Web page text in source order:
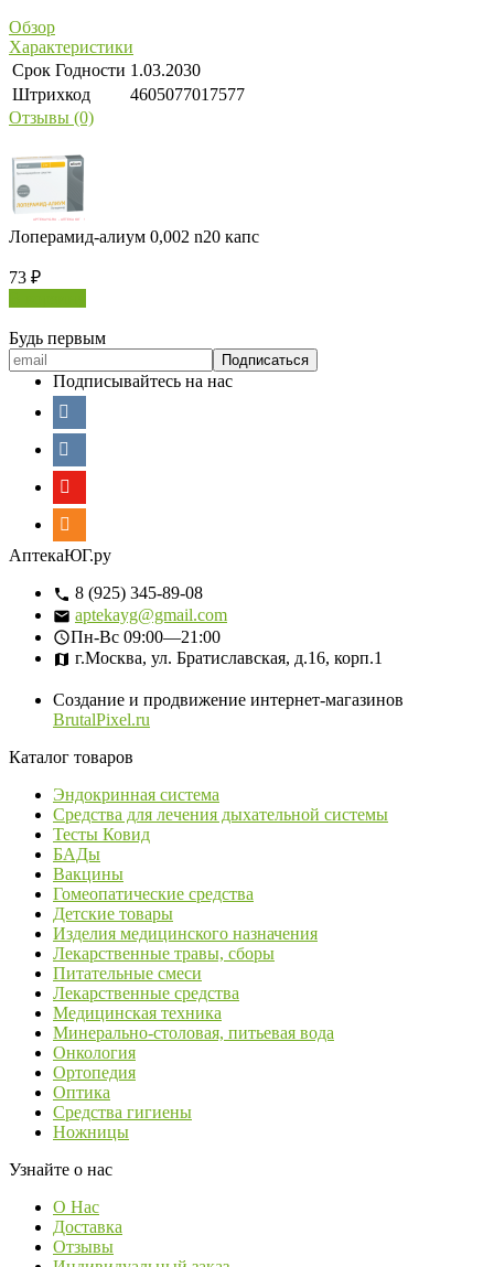
Обзор
Характеристики
Срок Годности 1.03.2030
Штрихкод
4605077017577
Отзывы (0)
Лоперамид-алиум 0,002 n20 капс
73 ₽
Будь первым
Подписывайтесь на нас
АптекаЮГ.ру
8 (925) 345-89-08
aptekayg@gmail.com
Пн-Вс 09:00—21:00
г.Москва, ул. Братиславская, д.16, корп.1
Создание и продвижение интернет-магазинов
BrutalPixel.ru
Каталог товаров
Эндокринная система
Средства для лечения дыхательной системы
Тесты Ковид
БАДы
Вакцины
Гомеопатические средства
Детские товары
Изделия медицинского назначения
Лекарственные травы, сборы
Питательные смеси
Лекарственные средства
Медицинская техника
Минерально-столовая, питьевая вода
Онкология
Ортопедия
Оптика
Средства гигиены
Ножницы
Узнайте о нас
О Нас
Доставка
Отзывы